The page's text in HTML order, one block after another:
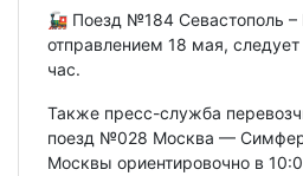
🚂 Поезд №184 Севастополь
отправлением 18 мая,
час.
Также пресс-служба
поезд №028 Москва —
Москвы ориентировочно в